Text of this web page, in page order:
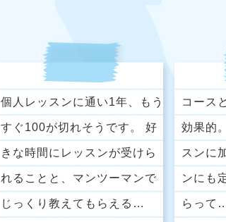
個人レッスンに通い1年、もう
すぐ100が切れそうです。 好
きな時間にレッスンが受けら
れることと、マンツーマンで
じっくり教えてもらえる…
コース
効果的
スンに
ンにも
らって